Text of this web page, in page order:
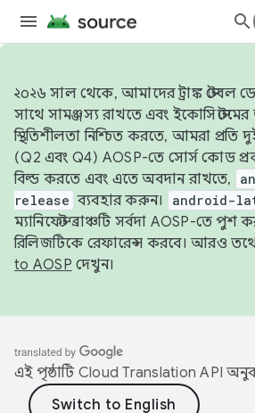
২০২৬ সাল থেকে, আমাদের ট্রাঙ্ক স্টেবল
সাথে সামঞ্জস্য রাখতে এবং ইকোসিস্টেমের
স্থিতিশীলতা নিশ্চিত করতে, আমরা প্রতি
(Q2 এবং Q4) AOSP-তে সোর্স কোড
বিল্ড করতে এবং এতে অবদান রাখতে,
release ব্যবহার করুন। android-
ম্যানিফেস্ট ব্রাঞ্চটি সর্বদা AOSP-তে পুশ
রিলিজটিকে রেফারেন্স করবে। আরও
to AOSP দেখুন।
এই পৃষ্ঠাটি Cloud Translation API